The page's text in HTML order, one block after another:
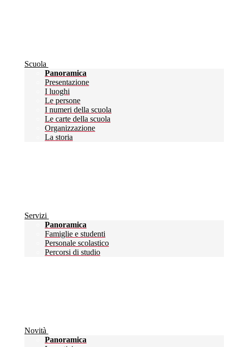
Scuola
Panoramica
Presentazione
I luoghi
Le persone
I numeri della scuola
Le carte della scuola
Organizzazione
La storia
Servizi
Panoramica
Famiglie e studenti
Personale scolastico
Percorsi di studio
Novità
Panoramica